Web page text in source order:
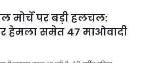
मोर्चे पर बड़ी हलचल:
हेमला समेत 47 माओवादी